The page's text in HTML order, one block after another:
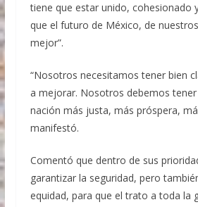
tiene que estar unido, cohesionado
que el futuro de México, de
mejor”.
“Nosotros necesitamos tener bien
a mejorar. Nosotros debemos tener
nación más justa, más próspera,
manifestó.
Comentó que dentro de sus
garantizar la seguridad, pero
equidad, para que el trato a toda la